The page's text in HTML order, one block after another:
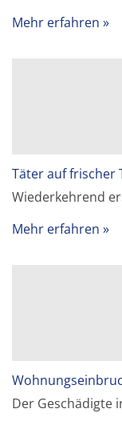
Mehr erfahren
Täter auf frischer
Wiederkehrend
Mehr erfahren
Der Geschädigte